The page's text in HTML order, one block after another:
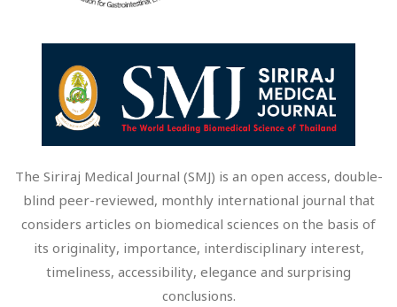
The Siriraj Medical Journal (SMJ) is an open access, double-
blind peer-reviewed, monthly international journal that
considers articles on biomedical sciences on the basis of
its originality, importance, interdisciplinary interest,
timeliness, accessibility, elegance and surprising
conclusions.